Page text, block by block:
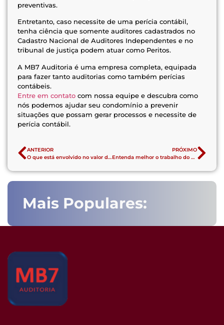
preventivas.
Entretanto, caso necessite de uma perícia contábil,
tenha ciência que somente auditores cadastrados no
Cadastro Nacional de Auditores Independentes e no
tribunal de justiça podem atuar como Peritos.
A MB7 Auditoria é uma empresa completa, equipada
para fazer tanto auditorias como também perícias
contábeis.
Entre em contato com nossa equipe e descubra como
nós podemos ajudar seu condomínio a prevenir
situações que possam gerar processos e necessite de
perícia contábil.
ANTERIOR
O que está envolvido no valor da taxa de condomínio
PRÓXIMO
Entenda melhor o trabalho do assistente técnico em perícia judicial contábil
Mais Populares: